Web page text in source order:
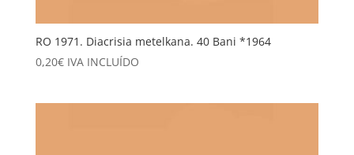
RO 1971. Diacrisia metelkana. 40 Bani *1964
0,20€ IVA INCLUÍDO